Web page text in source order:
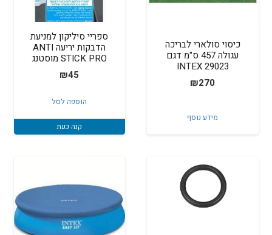
כיסוי סולארי לבריכה
עגולה 457 ס"מ דגם
INTEX 29023
₪270
מידע נוסף
ספריי סיליקון למניעת
הדבקות יריעה ANTI
STICK PRO מוסטנג
₪45
הוספה לסל
קנה כעת